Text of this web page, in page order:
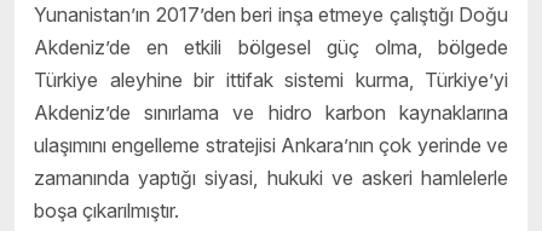
Yunanistan’ın 2017’den beri inşa etmeye çalıştığı Doğu
Akdeniz’de en etkili bölgesel güç olma, bölgede
Türkiye aleyhine bir ittifak sistemi kurma, Türkiye’yi
Akdeniz’de sınırlama ve hidro karbon kaynaklarına
ulaşımını engelleme stratejisi Ankara’nın çok yerinde ve
zamanında yaptığı siyasi, hukuki ve askeri hamlelerle
boşa çıkarılmıştır.